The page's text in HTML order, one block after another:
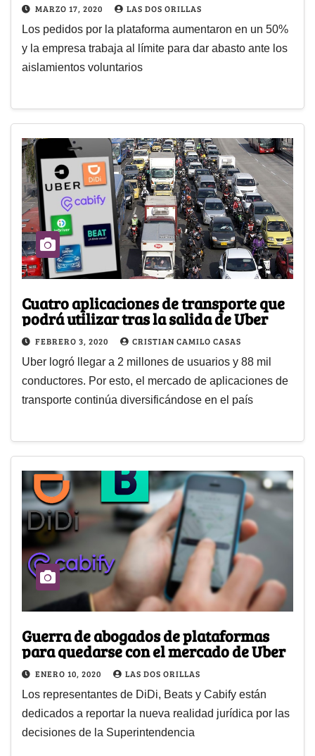
MARZO 17, 2020 LAS DOS ORILLAS
Los pedidos por la plataforma aumentaron en un 50%
y la empresa trabaja al límite para dar abasto ante los
aislamientos voluntarios
Cuatro aplicaciones de transporte que
podrá utilizar tras la salida de Uber
FEBRERO 3, 2020 CRISTIAN CAMILO CASAS
Uber logró llegar a 2 millones de usuarios y 88 mil
conductores. Por esto, el mercado de aplicaciones de
transporte continúa diversificándose en el país
Guerra de abogados de plataformas
para quedarse con el mercado de Uber
ENERO 10, 2020 LAS DOS ORILLAS
Los representantes de DiDi, Beats y Cabify están
dedicados a reportar la nueva realidad jurídica por las
decisiones de la Superintendencia